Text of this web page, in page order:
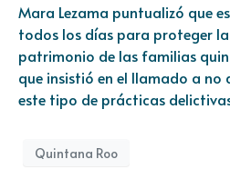
Mara Lezama puntualizó que
todos los días para proteger
patrimonio de las familias
que insistió en el llamado a no
este tipo de prácticas
Quintana Roo